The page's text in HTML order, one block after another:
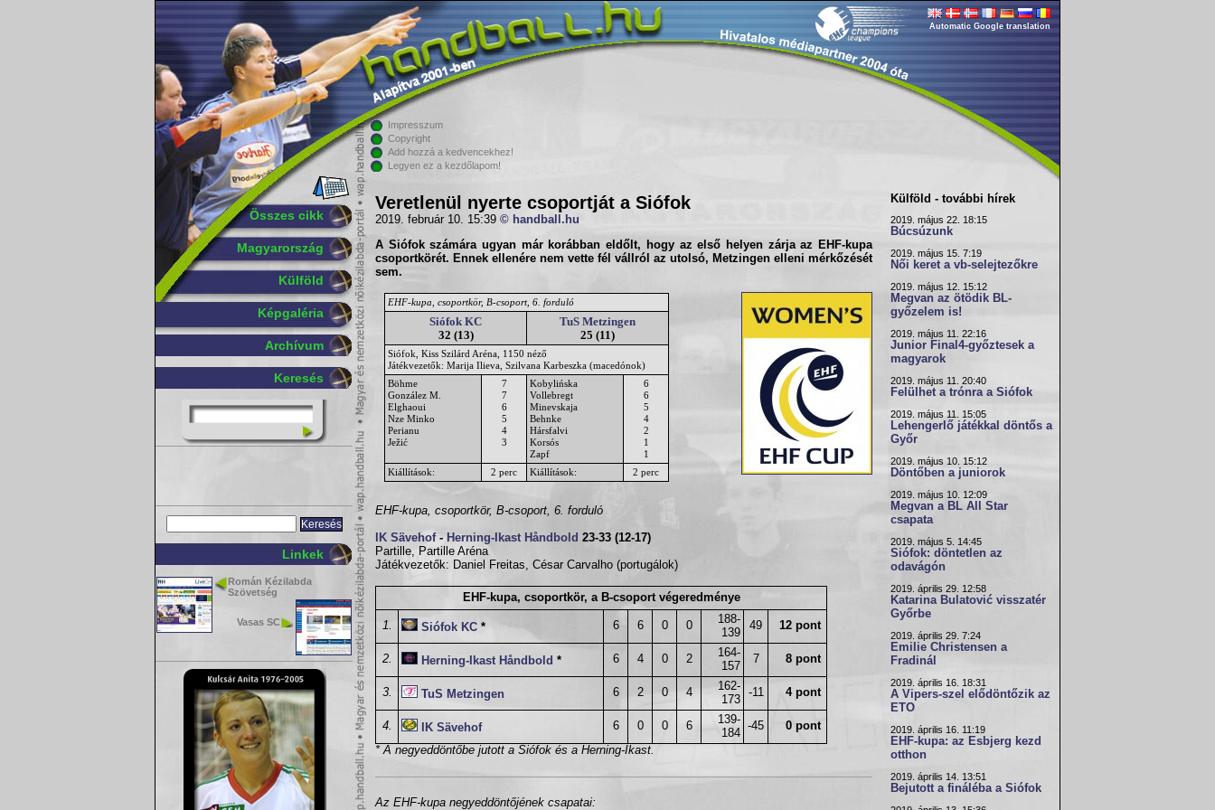
Összes cikk
Magyarország
Külföld
Képgaléria
Archívum
Keresés
Linkek
Román Kézilabda
Szövetség
Vasas SC
Automatic Google translation
Impresszum
Copyright
Add hozzá a kedvencekhez!
Legyen ez a kezdőlapom!
Veretlenül nyerte csoportját a Siófok
2019. február 10. 15:39 © handball.hu
A Siófok számára ugyan már korábban eldőlt, hogy az első helyen zárja az EHF-kupa
csoportkörét. Ennek ellenére nem vette fél vállról az utolsó, Metzingen elleni mérkőzését
sem.
EHF-kupa, csoportkör, B-csoport, 6. forduló
Siófok KC
32 (13)
TuS Metzingen
25 (11)
Siófok, Kiss Szilárd Aréna, 1150 néző
Játékvezetők: Marija Ilieva, Szilvana Karbeszka (macedónok)
Böhme
González M.
Elghaoui
Nze Minko
Perianu
Ježić
7
7
6
5
4
3
Kobylińska
Vollebregt
Minevskaja
Behnke
Hársfalvi
Korsós
Zapf
6
6
5
4
2
1
1
Kiállítások:
2 perc Kiállítások: 2 perc
EHF-kupa, csoportkör, B-csoport, 6. forduló
IK Sävehof- Herning-Ikast Håndbold 23-33 (12-17)
Partille, Partille Aréna
Játékvezetők: Daniel Freitas, César Carvalho (portugálok)
EHF-kupa, csoportkör, a B-csoport végeredménye
1. Siófok KC * 6 6 0 0
188-
139
49 12 pont
2. Herning-Ikast Håndbold * 6 4 0 2
164-
157
7 8 pont
3. TuS Metzingen 6 2 0 4
162-
173
-11 4 pont
4. IK Sävehof 6 0 0 6
139-
184
-45
0 pont
* A negyeddöntőbe jutott a Siófok és a Herning-Ikast.
Az EHF-kupa negyeddöntőjének csapatai:
Külföld - további hírek
2019. május 22. 18:15
Búcsúzunk
2019. május 15. 7:19
Női keret a vb-selejtezőkre
2019. május 12. 15:12
Megvan az ötödik BL-
győzelem is!
2019. május 11. 22:16
Junior Final4-győztesek a
magyarok
2019. május 11. 20:40
Felülhet a trónra a Siófok
2019. május 11. 15:05
Lehengerlő játékkal döntős a
Győr
2019. május 10. 15:12
Döntőben a juniorok
2019. május 10. 12:09
Megvan a BL All Star
csapata
2019. május 5. 14:45
Siófok: döntetlen az
odavágón
2019. április 29. 12:58
Katarina Bulatović visszatér
Győrbe
2019. április 29. 7:24
Emilie Christensen a
Fradinál
2019. április 16. 18:31
A Vipers-szel elődöntőzik az
ETO
2019. április 16. 11:19
EHF-kupa: az Esbjerg kezd
otthon
2019. április 14. 13:51
Bejutott a fináléba a Siófok